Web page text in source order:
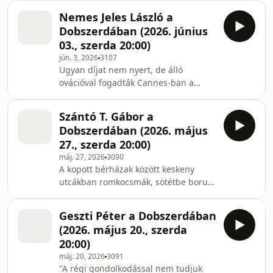
Széchenyi Művészeti Akadémia tag
romák életérzéséről, a
megalázottságukról, a felemelkedni
vágyásukról, a kitartásukról és a
normális élet feltételeiért való kemény
küzdelmükről, meg persze a roma és
nem roma közösségek egymáshoz
való viszonyáról, mintha egy hosszú
hónapokig tartó tanfolyamot já
Nemes Jeles László a
Dobszerdában (2026. június
03., szerda 20:00)
jún. 3, 20263107
Ugyan díjat nem nyert, de álló
ovációval fogadták Cannes-ban a
játékfilmjét, amely az egyik
leghíresebb francia ellenállóról szól. A
legutóbbi magyar filmje, az Árva
ugyan nem kapta meg a várt
elismerést, de nem csüggedve új
utakra tör. A magyar film helyzetéről
feltett kérdésre a napokban azt
nyilatkozta: "magyar filmesnek
tekintem
Szántó T. Gábor a
Dobszerdában (2026. május
27., szerda 20:00)
máj. 27, 20263090
A kopott bérházak között keskeny
utcákban romkocsmák, sötétbe boruló
beköltözött yuppie-kkal és
külföldiekkel. Valaha nyilvános
zengerájok és titkos bordélyok
működtek itt, karnyújtásnyira
Geszti Péter a Dobszerdában
(2026. május 20., szerda
20:00)
máj. 20, 20263091
"A régi gondolkodással nem tudjuk